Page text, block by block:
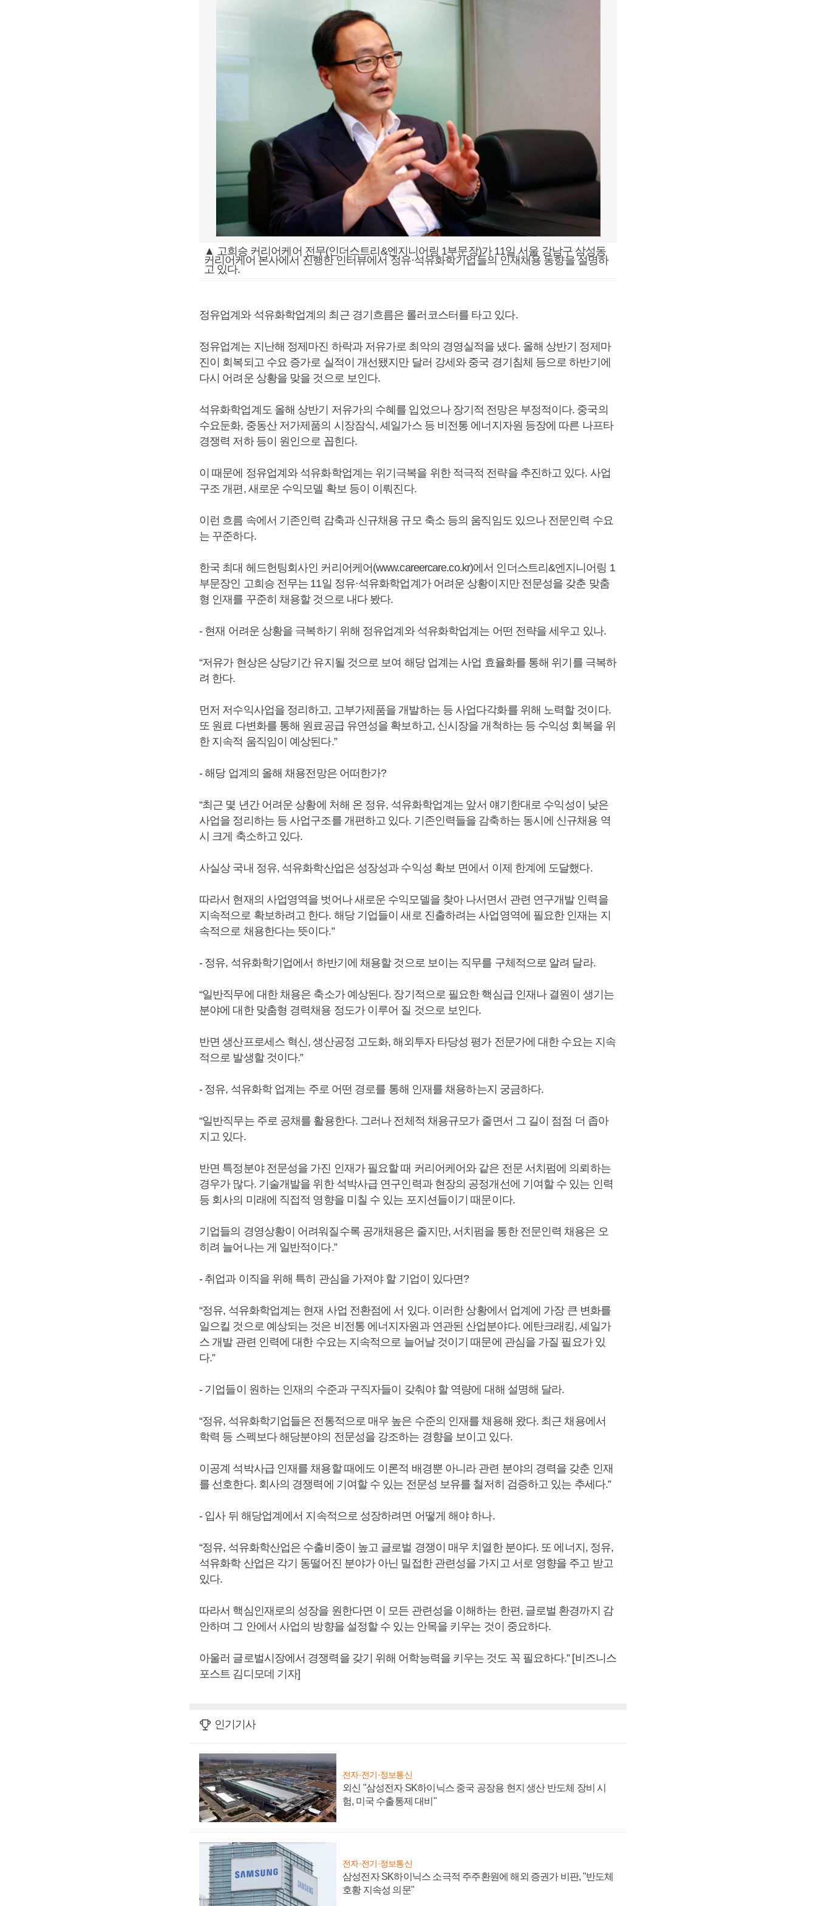
▲ 고희승 커리어케어 전무(인더스트리&엔지니어링 1부문장)가 11일 서울 강남구 삼성동
커리어케어 본사에서 진행한 인터뷰에서 정유·석유화학기업들의 인재채용 동향을 설명하
고 있다.
정유업계와 석유화학업계의 최근 경기흐름은 롤러코스터를 타고 있다.
정유업계는 지난해 정제마진 하락과 저유가로 최악의 경영실적을 냈다. 올해 상반기 정제마
진이 회복되고 수요 증가로 실적이 개선됐지만 달러 강세와 중국 경기침체 등으로 하반기에
다시 어려운 상황을 맞을 것으로 보인다.
석유화학업계도 올해 상반기 저유가의 수혜를 입었으나 장기적 전망은 부정적이다. 중국의
수요둔화, 중동산 저가제품의 시장잠식, 셰일가스 등 비전통 에너지자원 등장에 따른 나프타
경쟁력 저하 등이 원인으로 꼽힌다.
이 때문에 정유업계와 석유화학업계는 위기극복을 위한 적극적 전략을 추진하고 있다. 사업
구조 개편, 새로운 수익모델 확보 등이 이뤄진다.
이런 흐름 속에서 기존인력 감축과 신규채용 규모 축소 등의 움직임도 있으나 전문인력 수요
는 꾸준하다.
한국 최대 헤드헌팅회사인 커리어케어(www.careercare.co.kr)에서 인더스트리&엔지니어링 1
부문장인 고희승 전무는 11일 정유·석유화학업계가 어려운 상황이지만 전문성을 갖춘 맞춤
형 인재를 꾸준히 채용할 것으로 내다 봤다.
- 현재 어려운 상황을 극복하기 위해 정유업계와 석유화학업계는 어떤 전략을 세우고 있나.
“저유가 현상은 상당기간 유지될 것으로 보여 해당 업계는 사업 효율화를 통해 위기를 극복하
려 한다.
먼저 저수익사업을 정리하고, 고부가제품을 개발하는 등 사업다각화를 위해 노력할 것이다.
또 원료 다변화를 통해 원료공급 유연성을 확보하고, 신시장을 개척하는 등 수익성 회복을 위
한 지속적 움직임이 예상된다.”
- 해당 업계의 올해 채용전망은 어떠한가?
“최근 몇 년간 어려운 상황에 처해 온 정유, 석유화학업계는 앞서 얘기한대로 수익성이 낮은
사업을 정리하는 등 사업구조를 개편하고 있다. 기존인력들을 감축하는 동시에 신규채용 역
시 크게 축소하고 있다.
사실상 국내 정유, 석유화학산업은 성장성과 수익성 확보 면에서 이제 한계에 도달했다.
따라서 현재의 사업영역을 벗어나 새로운 수익모델을 찾아 나서면서 관련 연구개발 인력을
지속적으로 확보하려고 한다. 해당 기업들이 새로 진출하려는 사업영역에 필요한 인재는 지
속적으로 채용한다는 뜻이다.”
- 정유, 석유화학기업에서 하반기에 채용할 것으로 보이는 직무를 구체적으로 알려 달라.
“일반직무에 대한 채용은 축소가 예상된다. 장기적으로 필요한 핵심급 인재나 결원이 생기는
분야에 대한 맞춤형 경력채용 정도가 이루어 질 것으로 보인다.
반면 생산프로세스 혁신, 생산공정 고도화, 해외투자 타당성 평가 전문가에 대한 수요는 지속
적으로 발생할 것이다.”
- 정유, 석유화학 업계는 주로 어떤 경로를 통해 인재를 채용하는지 궁금하다.
“일반직무는 주로 공채를 활용한다. 그러나 전체적 채용규모가 줄면서 그 길이 점점 더 좁아
지고 있다.
반면 특정분야 전문성을 가진 인재가 필요할 때 커리어케어와 같은 전문 서치펌에 의뢰하는
경우가 많다. 기술개발을 위한 석박사급 연구인력과 현장의 공정개선에 기여할 수 있는 인력
등 회사의 미래에 직접적 영향을 미칠 수 있는 포지션들이기 때문이다.
기업들의 경영상황이 어려워질수록 공개채용은 줄지만, 서치펌을 통한 전문인력 채용은 오
히려 늘어나는 게 일반적이다.”
- 취업과 이직을 위해 특히 관심을 가져야 할 기업이 있다면?
“정유, 석유화학업계는 현재 사업 전환점에 서 있다. 이러한 상황에서 업계에 가장 큰 변화를
일으킬 것으로 예상되는 것은 비전통 에너지자원과 연관된 산업분야다. 에탄크래킹, 셰일가
스 개발 관련 인력에 대한 수요는 지속적으로 늘어날 것이기 때문에 관심을 가질 필요가 있
다.”
- 기업들이 원하는 인재의 수준과 구직자들이 갖춰야 할 역량에 대해 설명해 달라.
“정유, 석유화학기업들은 전통적으로 매우 높은 수준의 인재를 채용해 왔다. 최근 채용에서
학력 등 스펙보다 해당분야의 전문성을 강조하는 경향을 보이고 있다.
이공계 석박사급 인재를 채용할 때에도 이론적 배경뿐 아니라 관련 분야의 경력을 갖춘 인재
를 선호한다. 회사의 경쟁력에 기여할 수 있는 전문성 보유를 철저히 검증하고 있는 추세다.”
- 입사 뒤 해당업계에서 지속적으로 성장하려면 어떻게 해야 하나.
“정유, 석유화학산업은 수출비중이 높고 글로벌 경쟁이 매우 치열한 분야다. 또 에너지, 정유,
석유화학 산업은 각기 동떨어진 분야가 아닌 밀접한 관련성을 가지고 서로 영향을 주고 받고
있다.
따라서 핵심인재로의 성장을 원한다면 이 모든 관련성을 이해하는 한편, 글로벌 환경까지 감
안하며 그 안에서 사업의 방향을 설정할 수 있는 안목을 키우는 것이 중요하다.
아울러 글로벌시장에서 경쟁력을 갖기 위해 어학능력을 키우는 것도 꼭 필요하다.” [비즈니스
포스트 김디모데 기자]
인기기사
전자·전기·정보통신
외신 "삼성전자 SK하이닉스 중국 공장용 현지 생산 반도체 장비 시
험, 미국 수출통제 대비"
전자·전기·정보통신
삼성전자 SK하이닉스 소극적 주주환원에 해외 증권가 비판, "반도체
호황 지속성 의문"